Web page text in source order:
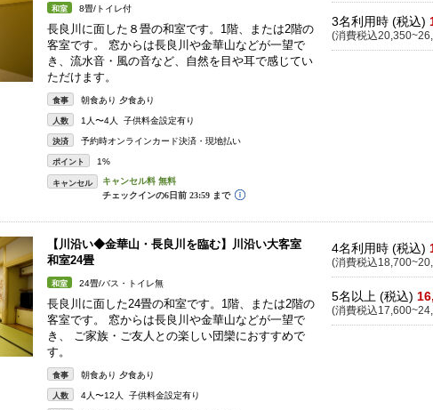
和室 8畳/トイレ付
長良川に面した８畳の和室です。1階、または2階の
客室です。 窓からは長良川や金華山などが一望で
き、流水音・風の音など、自然を目や耳で感じてい
ただけます。
食事 朝食あり 夕食あり
人数 1人〜4人 子供料金設定有り
決済 予約時オンラインカード決済・現地払い
ポイント 1%
キャンセル
3名利用時 (税込)
(消費税込
【川沿い◆金華山・長良川を臨む】川沿い大客室
和室24畳
和室 24畳/バス・トイレ無
長良川に面した24畳の和室です。1階、または2階の
客室です。 窓からは長良川や金華山などが一望で
き、 ご家族・ご友人との楽しい団欒におすすめで
す。
食事 朝食あり 夕食あり
人数 4人〜12人 子供料金設定有り
4名利用時 (税込)
(消費税込
5名以上 (税込)
(消費税込